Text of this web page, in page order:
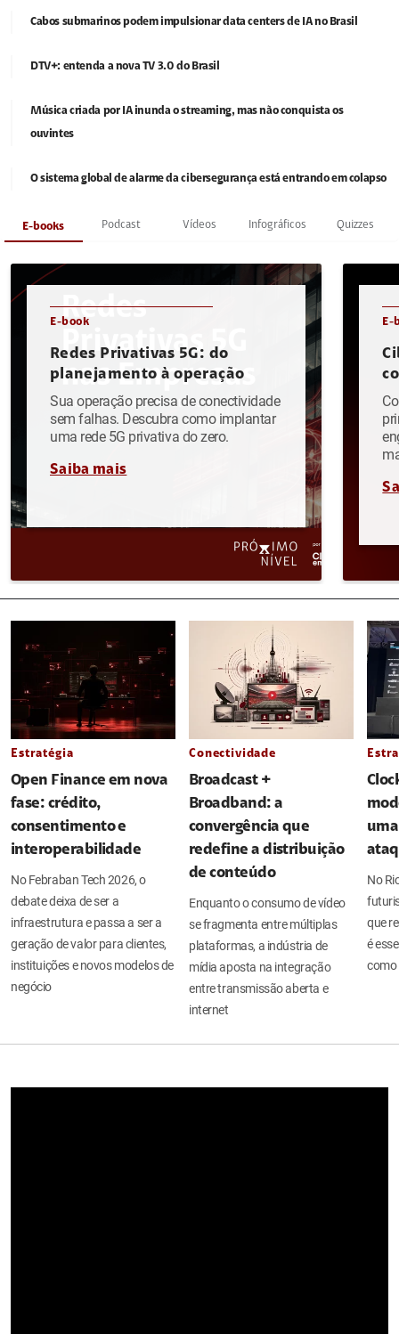
Cabos submarinos podem impulsionar data centers de IA no Brasil
DTV+: entenda a nova TV 3.0 do Brasil
Música criada por IA inunda o streaming, mas não conquista os
ouvintes
O sistema global de alarme da cibersegurança está entrando em colapso
E-books Podcast Vídeos Infográficos Quizzes
E-book
Redes Privativas 5G: do
planejamento à operação
Sua operação precisa de conectividade
sem falhas. Descubra como implantar
uma rede 5G privativa do zero.
Saiba mais
E-
Estratégia
Open Finance em nova
fase: crédito,
consentimento e
interoperabilidade
No Febraban Tech 2026, o
debate deixa de ser a
infraestrutura e passa a ser a
geração de valor para clientes,
instituições e novos modelos de
negócio
Conectividade
Broadcast +
Broadband: a
convergência que
redefine a distribuição
de conteúdo
Enquanto o consumo de vídeo
se fragmenta entre múltiplas
plataformas, a indústria de
mídia aposta na integração
entre transmissão aberta e
internet
No
que
é
como